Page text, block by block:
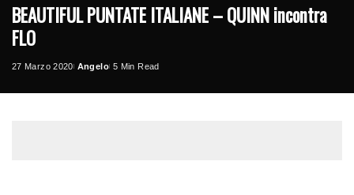
BEAUTIFUL PUNTATE ITALIANE – QUINN incontra
FLO
27 Marzo 2020
Posted
Angelo 5 Min Read